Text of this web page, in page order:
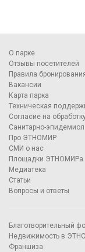
О парке
Отзывы посетителей
Правила
Вакансии
Карта парка
Техническая
Согласие на
Санитарно-
Про ЭТНОМИР
СМИ о нас
Площадки ЭТНОМИРа
Медиатека
Статьи
Вопросы и ответы
Благотворительный
Недвижимость в
Франшиза